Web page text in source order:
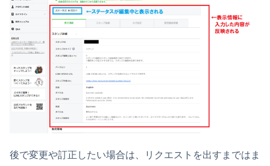
後で変更や訂正したい場合は、リクエストを出すまではま